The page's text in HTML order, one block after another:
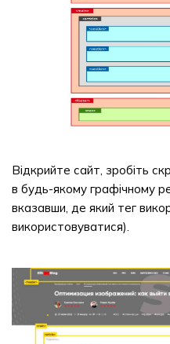
Відкрийте сайт, зробіть
в будь-якому графічному
вказавши, де який тег
використовуватися).